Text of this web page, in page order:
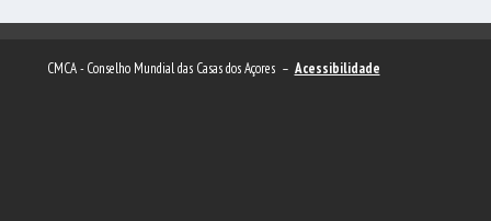
CMCA - Conselho Mundial das Casas dos Açores – Acessibilidade